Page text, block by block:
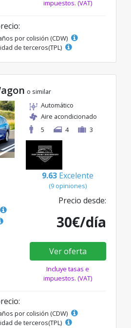
impuestos. (VAT)
por colisión (CDW)
de terceros(TPL)
o similar
Automático
Aire acondicionado
5
4 3
9.63 Excelente
(9 opiniones)
Precio desde:
30€/día
Ver oferta
Incluye tasas e
impuestos. (VAT)
por colisión (CDW)
de terceros(TPL)